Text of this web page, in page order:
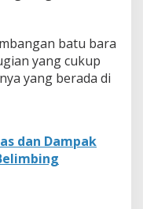
batu bara
yang cukup
yang berada di
dan Dampak